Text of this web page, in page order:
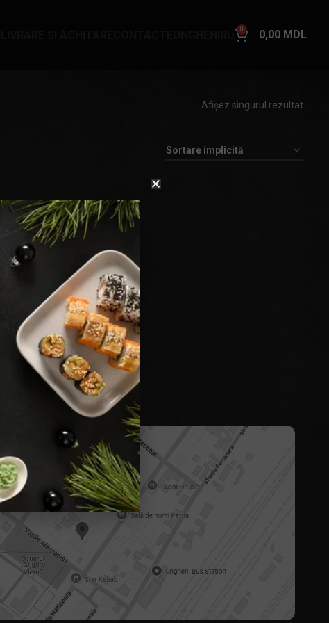
0 0,00 MDL
Afișez singurul rezultat